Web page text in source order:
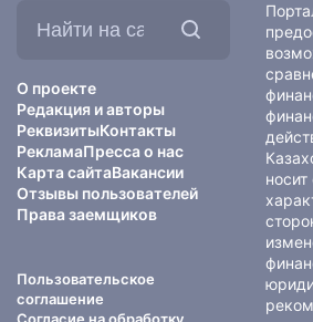
О проекте
Редакция и авторы
РеквизитыКонтакты
РекламаПресса о нас
Карта сайтаВакансии
Отзывы пользователей
Права заемщиков
Пользовательское
соглашение